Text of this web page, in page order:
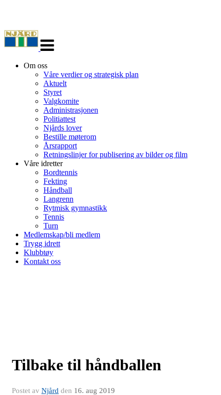
navigasjon
Om oss
Våre verdier og strategisk plan
Aktuelt
Styret
Valgkomite
Administrasjonen
Politiattest
Njårds lover
Bestille møterom
Årsrapport
Retningslinjer for publisering av bilder og film
Våre idretter
Bordtennis
Fekting
Håndball
Langrenn
Rytmisk gymnastikk
Tennis
Turn
Medlemskap/bli medlem
Trygg idrett
Klubbtøy
Kontakt oss
Tilbake til håndballen
Postet av Njård den 16. aug 2019